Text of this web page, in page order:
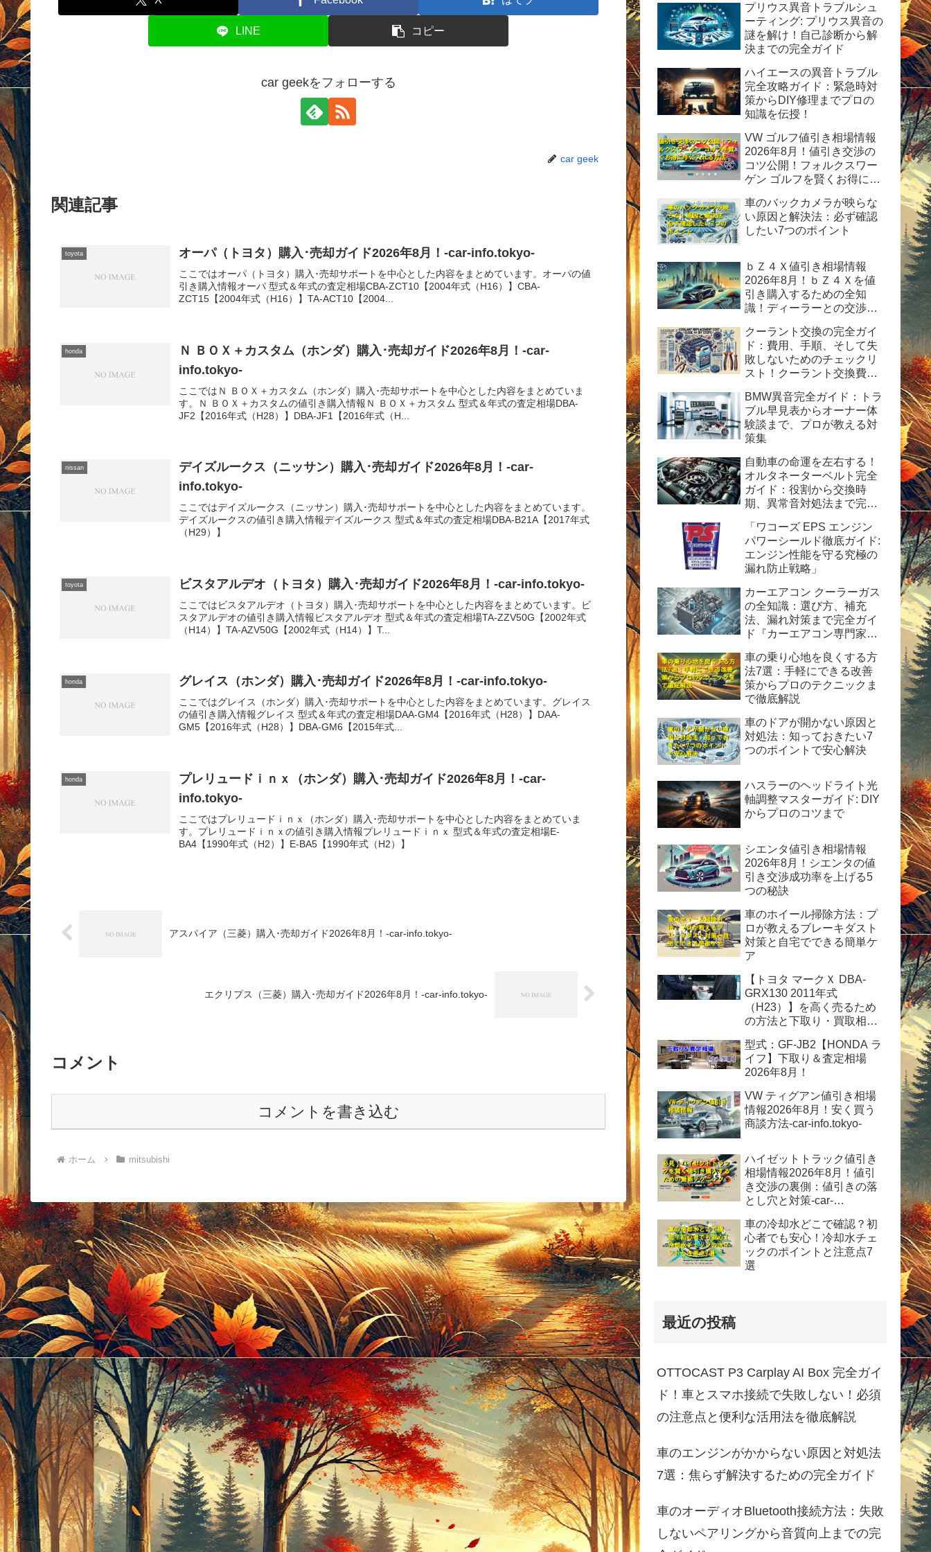
LINE コピー
car geekをフォローする
car geek
関連記事
toyota オーパ（トヨタ）購入･売却ガイド2026年8月！-car-info.tokyo-
ここではオーパ（トヨタ）購入･売却サポートを中心とした内容をまとめています。オーパの値
引き購入情報オーパ 型式＆年式の査定相場CBA-ZCT10【2004年式（H16）】CBA-
ZCT15【2004年式（H16）】TA-ACT10【2004...
honda
Ｎ ＢＯＸ＋カスタム（ホンダ）購入･売却ガイド2026年8月！-car-
info.tokyo-
ここではＮ ＢＯＸ＋カスタム（ホンダ）購入･売却サポートを中心とした内容をまとめていま
す。Ｎ ＢＯＸ＋カスタムの値引き購入情報Ｎ ＢＯＸ＋カスタム 型式＆年式の査定相場DBA-
JF2【2016年式（H28）】DBA-JF1【2016年式（H...
nissan
デイズルークス（ニッサン）購入･売却ガイド2026年8月！-car-
info.tokyo-
ここではデイズルークス（ニッサン）購入･売却サポートを中心とした内容をまとめています。
デイズルークスの値引き購入情報デイズルークス 型式＆年式の査定相場DBA-B21A【2017年式
（H29）】
toyota ビスタアルデオ（トヨタ）購入･売却ガイド2026年8月！-car-info.tokyo-
ここではビスタアルデオ（トヨタ）購入･売却サポートを中心とした内容をまとめています。ビ
スタアルデオの値引き購入情報ビスタアルデオ 型式＆年式の査定相場TA-ZZV50G【2002年式
（H14）】TA-AZV50G【2002年式（H14）】T...
honda グレイス（ホンダ）購入･売却ガイド2026年8月！-car-info.tokyo-
ここではグレイス（ホンダ）購入･売却サポートを中心とした内容をまとめています。グレイス
の値引き購入情報グレイス 型式＆年式の査定相場DAA-GM4【2016年式（H28）】DAA-
GM5【2016年式（H28）】DBA-GM6【2015年式...
honda
プレリュードｉｎｘ（ホンダ）購入･売却ガイド2026年8月！-car-
info.tokyo-
ここではプレリュードｉｎｘ（ホンダ）購入･売却サポートを中心とした内容をまとめていま
す。プレリュードｉｎｘの値引き購入情報プレリュードｉｎｘ 型式＆年式の査定相場E-
BA4【1990年式（H2）】E-BA5【1990年式（H2）】
アスパイア（三菱）購入･売却ガイド2026年8月！-car-info.tokyo-
エクリプス（三菱）購入･売却ガイド2026年8月！-car-info.tokyo-
コメント
コメントを書き込む
ホーム mitsubishi
プリウス異音トラブルシュ
ーティング: プリウス異音の
謎を解け！自己診断から解
決までの完全ガイド
ハイエースの異音トラブル
完全攻略ガイド：緊急時対
策からDIY修理までプロの
知識を伝授！
VW ゴルフ値引き相場情報
2026年8月！値引き交渉の
コツ公開！フォルクスワー
ゲン ゴルフを賢くお得に手
車のバックカメラが映らな
い原因と解決法：必ず確認
したい7つのポイント
ｂＺ４Ｘ値引き相場情報
2026年8月！ｂＺ４Ｘを値
引き購入するための全知
識！ディーラーとの交渉術
完全ガイド
クーラント交換の完全ガイ
ド：費用、手順、そして失
敗しないためのチェックリ
スト！クーラント交換費用
の手順と方法を紹介。
BMW異音完全ガイド：トラ
ブル早見表からオーナー体
験談まで、プロが教える対
策集
自動車の命運を左右する！
オルタネーターベルト完全
ガイド：役割から交換時
期、異常音対処法まで完全
「ワコーズ EPS エンジン
パワーシールド徹底ガイド:
エンジン性能を守る究極の
漏れ防止戦略」
カーエアコン クーラーガス
の全知識：選び方、補充
法、漏れ対策まで完全ガイ
ド『カーエアコン専門家が
全ガイド：安全性、経済
性、および運用のヒント』
車の乗り心地を良くする方
法7選：手軽にできる改善
策からプロのテクニックま
で徹底解説
車のドアが開かない原因と
対処法：知っておきたい7
つのポイントで安心解決
ハスラーのヘッドライト光
軸調整マスターガイド: DIY
からプロのコツまで
シエンタ値引き相場情報
2026年8月！シエンタの値
引き交渉成功率を上げる5
つの秘訣
車のホイール掃除方法：プ
ロが教えるブレーキダスト
対策と自宅でできる簡単ケ
ア
【トヨタ マークＸ DBA-
GRX130 2011年式
（H23）】を高く売るため
の方法と下取り・買取相場
型式：GF-JB2【HONDA ラ
イフ】下取り＆査定相場
2026年8月！
VW ティグアン値引き相場
情報2026年8月！安く買う
商談方法-car-info.tokyo-
ハイゼットトラック値引き
相場情報2026年8月！値引
き交渉の裏側：値引きの落
とし穴と対策-car-
車の冷却水どこで確認？初
心者でも安心！冷却水チェ
ックのポイントと注意点7
選
最近の投稿
OTTOCAST P3 Carplay AI Box 完全ガイ
ド！車とスマホ接続で失敗しない！必須
の注意点と便利な活用法を徹底解説
車のエンジンがかからない原因と対処法
7選：焦らず解決するための完全ガイド
車のオーディオBluetooth接続方法：失敗
しないペアリングから音質向上までの完